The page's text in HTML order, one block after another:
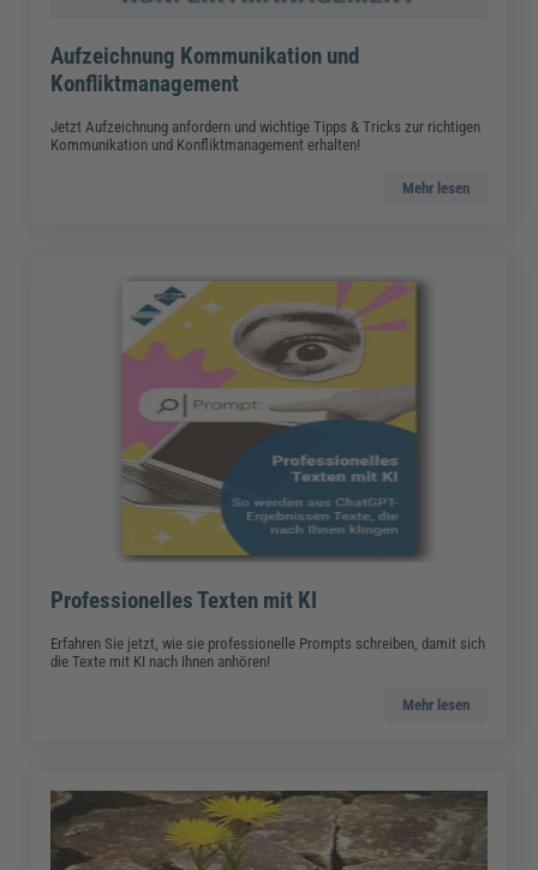
Aufzeichnung Kommunikation und
Konfliktmanagement
Jetzt Aufzeichnung anfordern und wichtige Tipps & Tricks zur richtigen
Kommunikation und Konfliktmanagement erhalten!
Mehr lesen
Professionelles Texten mit KI
Erfahren Sie jetzt, wie sie professionelle Prompts schreiben, damit sich
die Texte mit KI nach Ihnen anhören!
Mehr lesen